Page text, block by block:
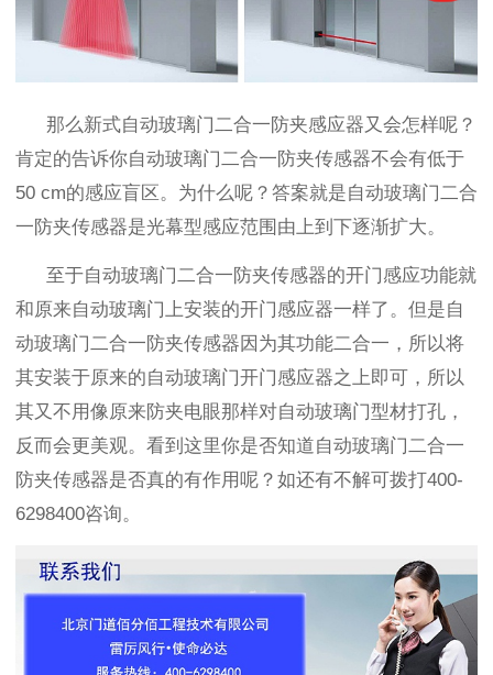
那么新式自动玻璃门二合一防夹感应器又会怎样呢？
肯定的告诉你自动玻璃门二合一防夹传感器不会有低于
50 cm的感应盲区。为什么呢？答案就是自动玻璃门二合
一防夹传感器是光幕型感应范围由上到下逐渐扩大。
至于自动玻璃门二合一防夹传感器的开门感应功能就
和原来自动玻璃门上安装的开门感应器一样了。但是自
动玻璃门二合一防夹传感器因为其功能二合一，所以将
其安装于原来的自动玻璃门开门感应器之上即可，所以
其又不用像原来防夹电眼那样对自动玻璃门型材打孔，
反而会更美观。看到这里你是否知道自动玻璃门二合一
防夹传感器是否真的有作用呢？如还有不解可拨打400-
6298400咨询。